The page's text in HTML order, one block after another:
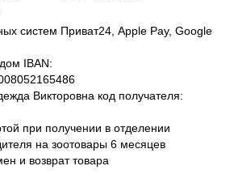
систем Приват24, Apple Pay, Google
IBAN:
Викторовна код получателя:
при получении в отделении
на зоотовары 6 месяцев
и возврат товара